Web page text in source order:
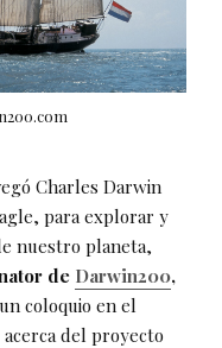
Charles Darwin
para explorar y
nuestro planeta,
de Darwin200,
coloquio en el
del proyecto